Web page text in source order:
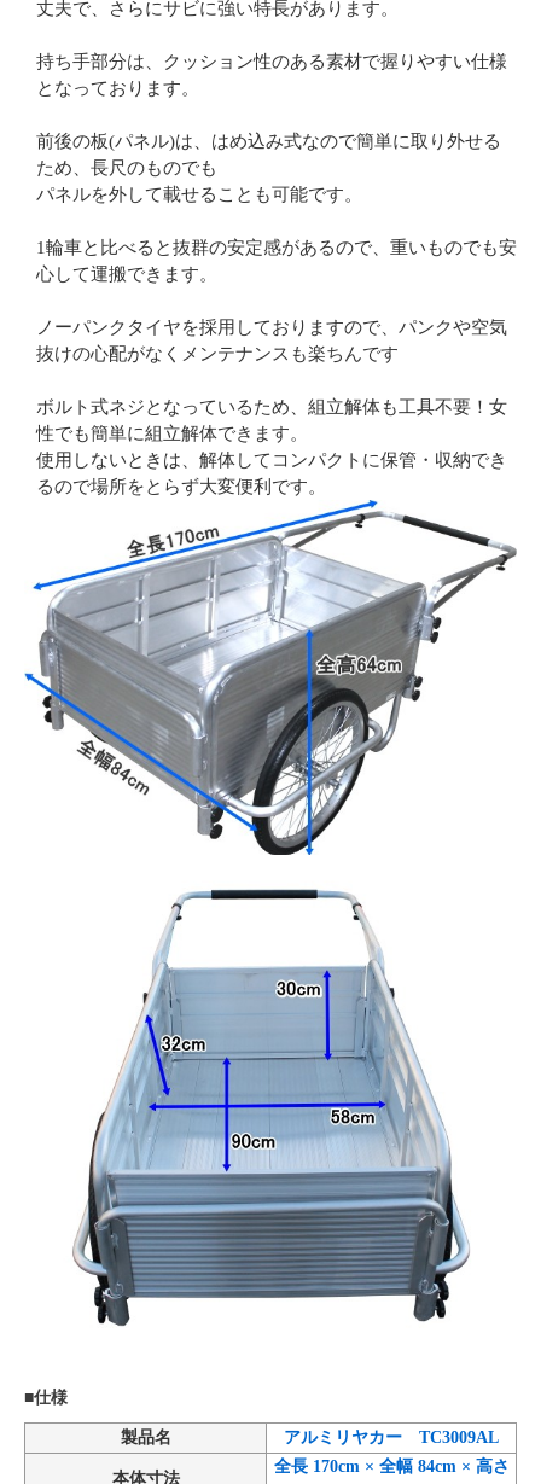
丈夫で、さらにサビに強い特長があります。
持ち手部分は、クッション性のある素材で握りやすい仕様
となっております。
前後の板(パネル)は、はめ込み式なので簡単に取り外せる
ため、長尺のものでも
パネルを外して載せることも可能です。
1輪車と比べると抜群の安定感があるので、重いものでも安
心して運搬できます。
ノーパンクタイヤを採用しておりますので、パンクや空気
抜けの心配がなくメンテナンスも楽ちんです
ボルト式ネジとなっているため、組立解体も工具不要！女
性でも簡単に組立解体できます。
使用しないときは、解体してコンパクトに保管・収納でき
るので場所をとらず大変便利です。
■仕様
製品名 アルミリヤカー TC3009AL
本体寸法
全長 170cm × 全幅 84cm × 高さ